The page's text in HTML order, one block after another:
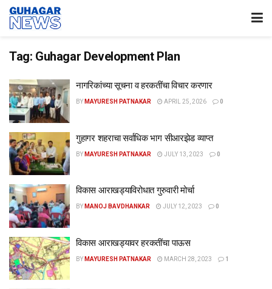
Tag: Guhagar Development Plan
नागरिकांच्या सूचना व हरकतींचा विचार करणार
BY MAYURESH PATNAKAR APRIL 25, 2026 0
गुहागर शहराचा सर्वाधिक भाग सीआरझेड व्याप्त
BY MAYURESH PATNAKAR JULY 13, 2023 0
विकास आराखड्याविरोधात गुरुवारी मोर्चा
BY MANOJ BAVDHANKAR JULY 12, 2023 0
विकास आराखड्यावर हरकतींचा पाऊस
BY MAYURESH PATNAKAR MARCH 28, 2023 1